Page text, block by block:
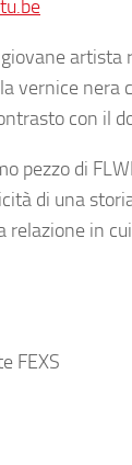
giovane artista
vernice nera
con il
pezzo di
di una
in
FEXS